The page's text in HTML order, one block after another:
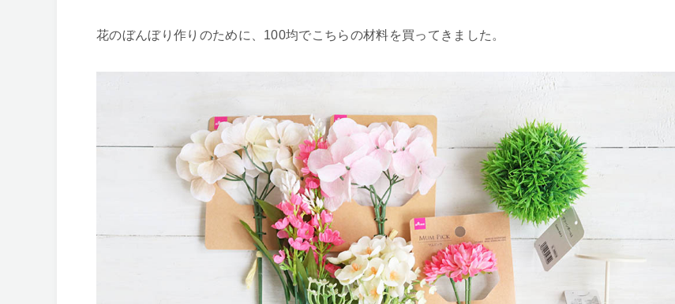
花のぼんぼり作りのために、100均でこちらの材料を買ってきました。